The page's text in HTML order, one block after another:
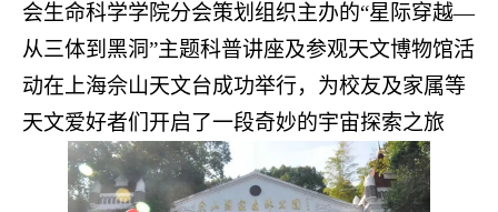
会生命科学学院分会策划组织主办的“星际穿越—
从三体到黑洞”主题科普讲座及参观天文博物馆活
动在上海佘山天文台成功举行，为校友及家属等
天文爱好者们开启了一段奇妙的宇宙探索之旅